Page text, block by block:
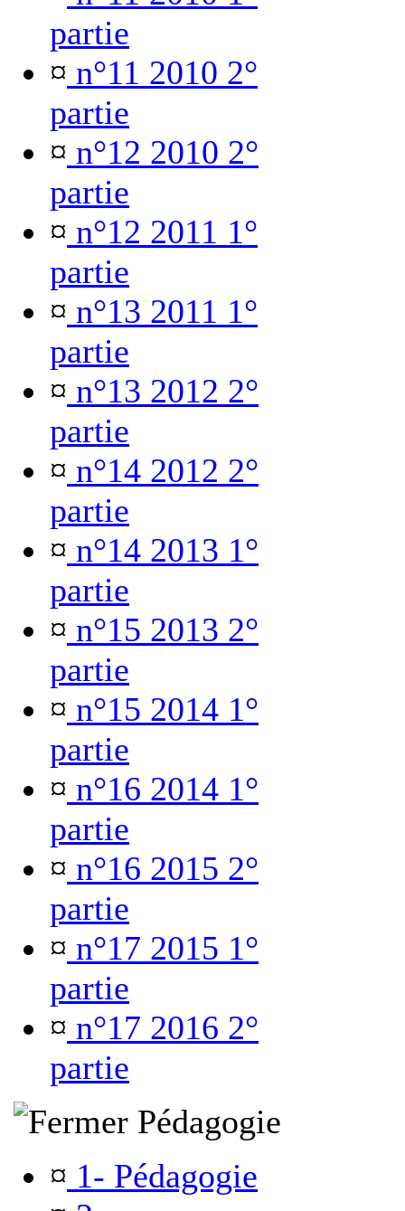
partie
¤ n°11 2010 2°
partie
¤ n°12 2010 2°
partie
¤ n°12 2011 1°
partie
¤ n°13 2011 1°
partie
¤ n°13 2012 2°
partie
¤ n°14 2012 2°
partie
¤ n°14 2013 1°
partie
¤ n°15 2013 2°
partie
¤ n°15 2014 1°
partie
¤ n°16 2014 1°
partie
¤ n°16 2015 2°
partie
¤ n°17 2015 1°
partie
¤ n°17 2016 2°
partie
Pédagogie
¤ 1- Pédagogie